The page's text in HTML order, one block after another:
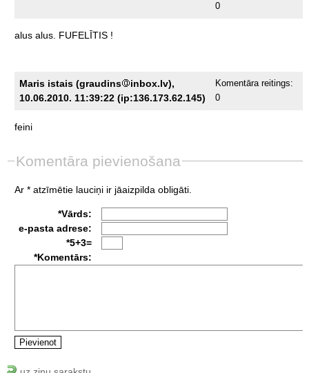
0
alus alus. FUFELĪTIS !
Maris istais (graudins
inbox.lv),
10.06.2010. 11:39:22 (ip:136.173.62.145)
Komentāra reitings:
0
feini
Komentāra pievienošana
Ar * atzīmētie lauciņi ir jāaizpilda obligāti.
*Vārds:
e-pasta adrese:
*5+3=
*Komentārs: